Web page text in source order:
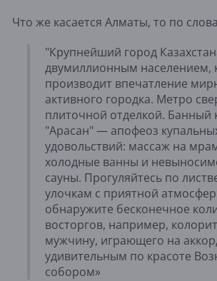
Что же касается Алматы, то по
"Крупнейший город
двумиллионным населением,
производит впечатление
активного городка. Метро
плиточной отделкой. Банный
"Арасан" — апофеоз
удовольствий: массаж на
холодные ванны и
сауны. Прогуляйтесь по
улочкам с приятной
обнаружите бесконечное
восторгов, например,
мужчину, играющего на
удивительным по красоте
собором»